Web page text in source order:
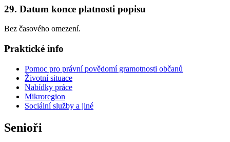
29. Datum konce platnosti popisu
Bez časového omezení.
Praktické info
Pomoc pro právní povědomí gramotnosti občanů
Životní situace
Nabídky práce
Mikroregion
Sociální služby a jiné
Senioři